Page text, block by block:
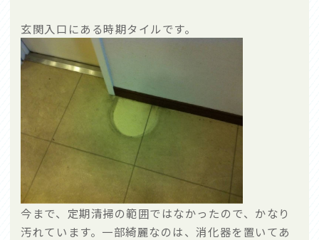
会社概要
Company
お電話でのお問い合わせは
0120-94-4358
受付時間：平日7:30〜20:00
メール LINE
玄関入口にある時期タイルです。
今まで、定期清掃の範囲ではなかったので、かなり
汚れています。一部綺麗なのは、消化器を置いてあ